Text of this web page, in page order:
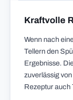
Kraftvolle
Wenn nach
Tellern den
Ergebnisse.
zuverlässig
Rezeptur auch